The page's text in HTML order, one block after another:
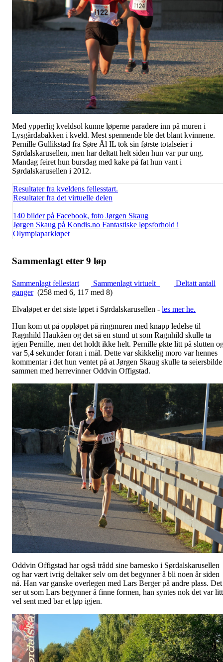
Med ypperlig kveldsol kunne løperne paradere inn på muren i
Lysgårdabakken i kveld. Mest spennende ble det blant kvinnene.
Pernille Gullikstad fra Søre Ål IL tok sin første totalseier i
Sørdalskarusellen, men har deltatt helt siden hun var pur ung.
Mandag feiret hun bursdag med kake på fat hun vant i
Sørdalskarusellen i 2012.
Resultater fra kveldens fellesstart.
Resultater fra det virtuelle delen
140 bilder på Facebook, foto Jørgen Skaug
Jørgen Skaug på Kondis.no Fantastiske løpsforhold i
Olympiaparkløpet
Sammenlagt etter 9 løp
Sammenlagt fellestart Sammenlagt virtuelt
Deltatt antall
ganger(258 med 6, 117 med 8)
Elvaløpet er det siste løpet i Sørdalskarusellen - les mer he.
Hun kom ut på oppløpet på ringmuren med knapp ledelse til
Ragnhild Haukåen og det så en stund ut som Ragnhild skulle ta
igjen Pernille, men det holdt ikke helt. Pernille økte litt på slutten
var 5,4 sekunder foran i mål. Dette var skikkelig moro var hennes
kommentar i det hun ventet på at Jørgen Skaug skulle ta seiersbilde
sammen med herrevinner Oddvin Offigstad.
Oddvin Offigstad har også trådd sine barnesko i Sørdalskarusellen
og har vært ivrig deltaker selv om det begynner å bli noen år siden
nå. Han var ganske overlegen med Lars Berger på andre plass. Det
ser ut som Lars begynner å finne formen, han syntes nok det var litt
vel sent med bar et løp igjen.